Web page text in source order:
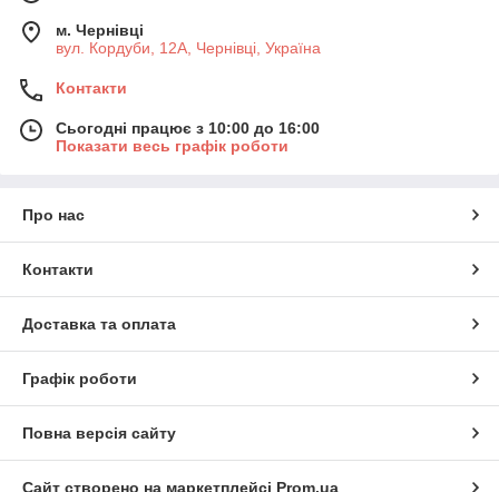
м. Чернівці
вул. Кордуби, 12А, Чернівці, Україна
Контакти
Сьогодні працює з 10:00 до 16:00
Показати весь графік роботи
Про нас
Контакти
Доставка та оплата
Графік роботи
Повна версія сайту
Сайт створено на маркетплейсі Prom.ua